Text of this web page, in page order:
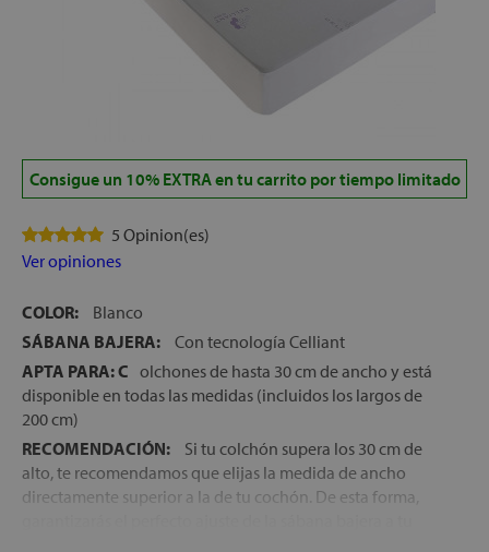
Consigue un 10% EXTRA en tu carrito por tiempo limitado
5 Opinion(es)
Ver opiniones
COLOR:
Blanco
SÁBANA BAJERA:
Con tecnología Celliant
APTA PARA: C olchones de hasta 30 cm de ancho y está
disponible en todas las medidas (incluidos los largos de
200 cm)
RECOMENDACIÓN:
Si tu colchón supera los 30 cm de
alto, te recomendamos que elijas la medida de ancho
directamente superior a la de tu cochón. De esta forma,